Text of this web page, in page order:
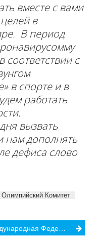
вместе с вами
в
В период
соответствии с
в спорте и в
работать
вызвать
нам дополнять
дефиса слово
Комитет
Легкой атлетики открыла виртуальный музей